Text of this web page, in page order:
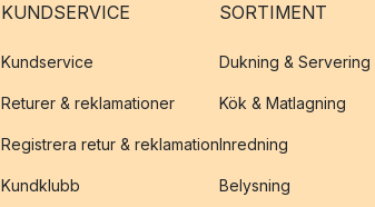
KUNDSERVICE
Kundservice
Returer & reklamationer
Registrera retur & reklamation
Kundklubb
SORTIMENT
Dukning & Servering
Kök & Matlagning
Inredning
Belysning